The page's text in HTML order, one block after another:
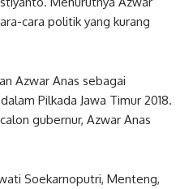
cara politik yang kurang
Azwar Anas sebagai
Pilkada Jawa Timur 2018.
gubernur, Azwar Anas
Soekarnoputri, Menteng,